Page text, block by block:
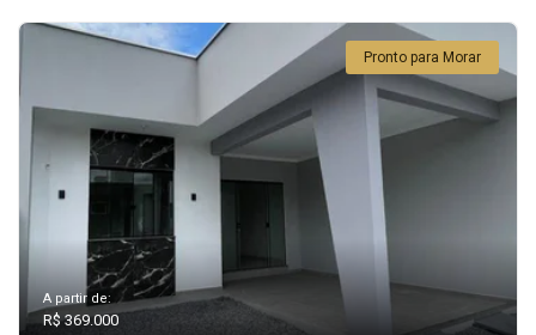
Pronto para Morar
A partir de:
R$ 369.000